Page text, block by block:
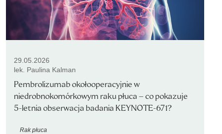
29.05.2026
lek. Paulina Kalman
Pembrolizumab okołooperacyjnie w
niedrobnokomórkowym raku płuca – co pokazuje
5-letnia obserwacja badania KEYNOTE-671?
Rak płuca